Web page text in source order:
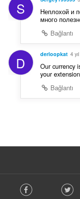
S
Неплохой и
много
Bağlantı
D derloopkat 4
Our currency
your
Bağlantı
o Facebook